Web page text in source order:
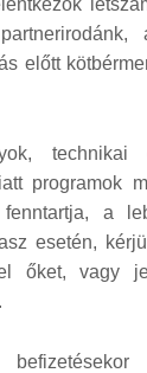
előtt
technikai
programok
fenntartja, a
esetén,
őket, vagy